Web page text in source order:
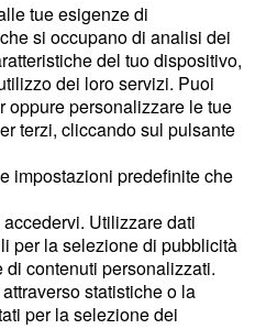
tue esigenze di
si occupano di analisi dei
del tuo dispositivo,
dei loro servizi. Puoi
oppure personalizzare le tue
terzi, cliccando sul pulsante
impostazioni predefinite che
Utilizzare dati
per la selezione di pubblicità
contenuti personalizzati.
statistiche o la
per la selezione dei